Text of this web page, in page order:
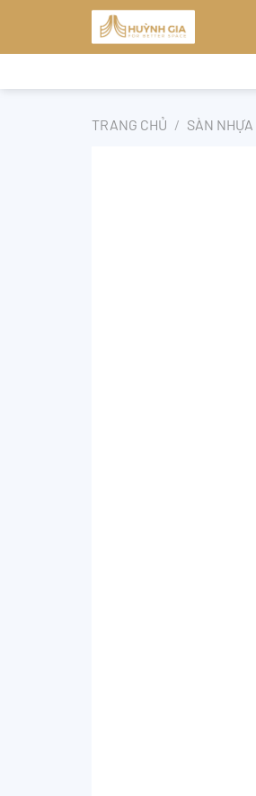
TRANG CHỦ / SÀN NHỰA